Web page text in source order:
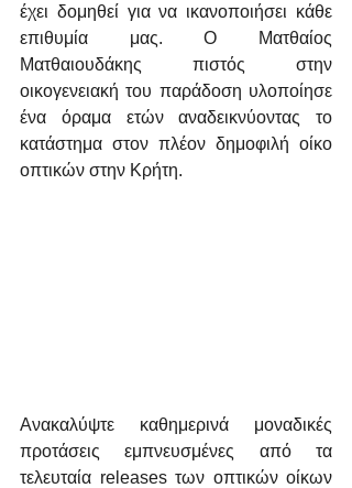
έχει δομηθεί για να ικανοποιήσει κάθε
επιθυμία μας. Ο Ματθαίος
Ματθαιουδάκης πιστός στην
οικογενειακή του παράδοση υλοποίησε
ένα όραμα ετών αναδεικνύοντας το
κατάστημα στον πλέον δημοφιλή οίκο
οπτικών στην Κρήτη.
Ανακαλύψτε καθημερινά μοναδικές
προτάσεις εμπνευσμένες από τα
τελευταία releases των οπτικών οίκων